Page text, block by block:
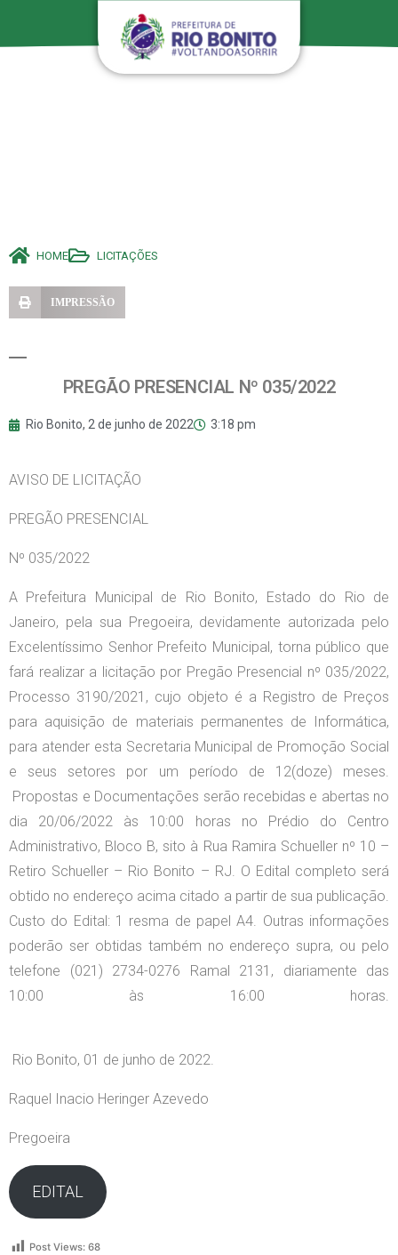
HOME LICITAÇÕES
IMPRESSÃO
PREGÃO PRESENCIAL Nº 035/2022
Rio Bonito, 2 de junho de 2022 3:18 pm
AVISO DE LICITAÇÃO
PREGÃO PRESENCIAL
Nº 035/2022
A Prefeitura Municipal de Rio Bonito, Estado do Rio de
Janeiro, pela sua Pregoeira, devidamente autorizada pelo
Excelentíssimo Senhor Prefeito Municipal, torna público que
fará realizar a licitação por Pregão Presencial nº 035/2022,
Processo 3190/2021, cujo objeto é a Registro de Preços
para aquisição de materiais permanentes de Informática,
para atender esta Secretaria Municipal de Promoção Social
e seus setores por um período de 12(doze) meses.
Propostas e Documentações serão recebidas e abertas no
dia 20/06/2022 às 10:00 horas no Prédio do Centro
Administrativo, Bloco B, sito à Rua Ramira Schueller nº 10 –
Retiro Schueller – Rio Bonito – RJ. O Edital completo será
obtido no endereço acima citado a partir de sua publicação.
Custo do Edital: 1 resma de papel A4. Outras informações
poderão ser obtidas também no endereço supra, ou pelo
telefone (021) 2734-0276 Ramal 2131, diariamente das
10:00 às 16:00 horas.
Rio Bonito, 01 de junho de 2022.
Raquel Inacio Heringer Azevedo
Pregoeira
EDITAL
Post Views: 68